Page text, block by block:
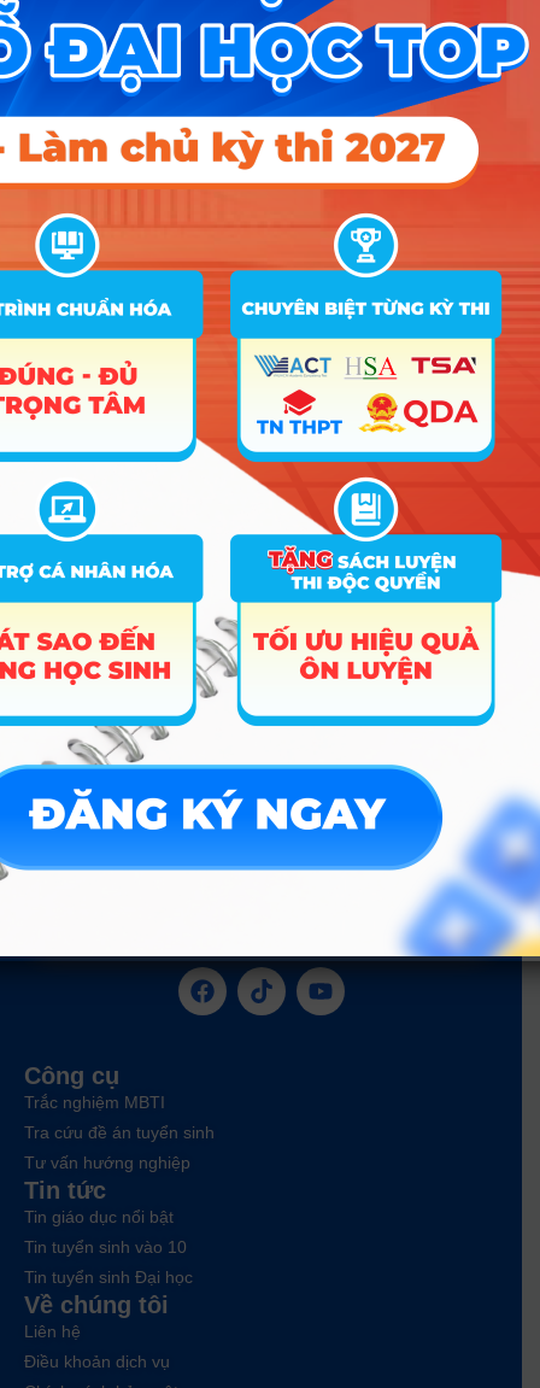
C00; D01; X70;
X74
28.52
quy đổi
Sư phạm Tiếng Anh
A01; D01; D12;
D14
27.2 28.92
Điểm đã
quy đổi
29.58
quy đổi
6 Ngôn ngữ Anh
A01; D01; D12;
D14
25 28.94 28.32
Điểm đã
quy đổi
28.94
D14
23.78 28.69
quy đổi
A01; D01; D04;
23.78 28.69 27.57
Điểm đã
8 Tâm lý học giáo dục
X70
26.68 28.1
quy đổi
B03; C00; D01;
X70
28.1
Điểm đã
quy đổi
Việt Nam học
C00; D01; X70;
Điểm đã
C00; D01; X70;
26.3 27.15
10 Công nghệ thông tin
A00; A01; D01;
21.6 27.39 26.42
quy đổi
A00; A01; D01;
21.6 27.39 26.42
Điểm đã
HOCMAI
Công cụ
Trắc nghiệm MBTI
Tra cứu đề án tuyển sinh
Tư vấn hướng nghiệp
Tin tức
Tin giáo dục nổi bật
Tin tuyển sinh vào 10
Tin tuyển sinh Đại học
Về chúng tôi
Liên hệ
Điều khoản dịch vụ